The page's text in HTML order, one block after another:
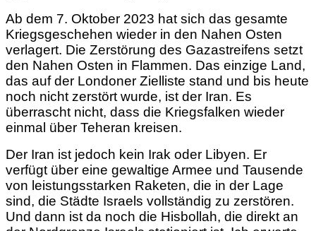
Ab dem 7. Oktober 2023 hat sich das gesamte
Kriegsgeschehen wieder in den Nahen Osten
verlagert. Die Zerstörung des Gazastreifens setzt
den Nahen Osten in Flammen. Das einzige Land,
das auf der Londoner Zielliste stand und bis heute
noch nicht zerstört wurde, ist der Iran. Es
überrascht nicht, dass die Kriegsfalken wieder
einmal über Teheran kreisen.
Der Iran ist jedoch kein Irak oder Libyen. Er
verfügt über eine gewaltige Armee und Tausende
von leistungsstarken Raketen, die in der Lage
sind, die Städte Israels vollständig zu zerstören.
Und dann ist da noch die Hisbollah, die direkt an